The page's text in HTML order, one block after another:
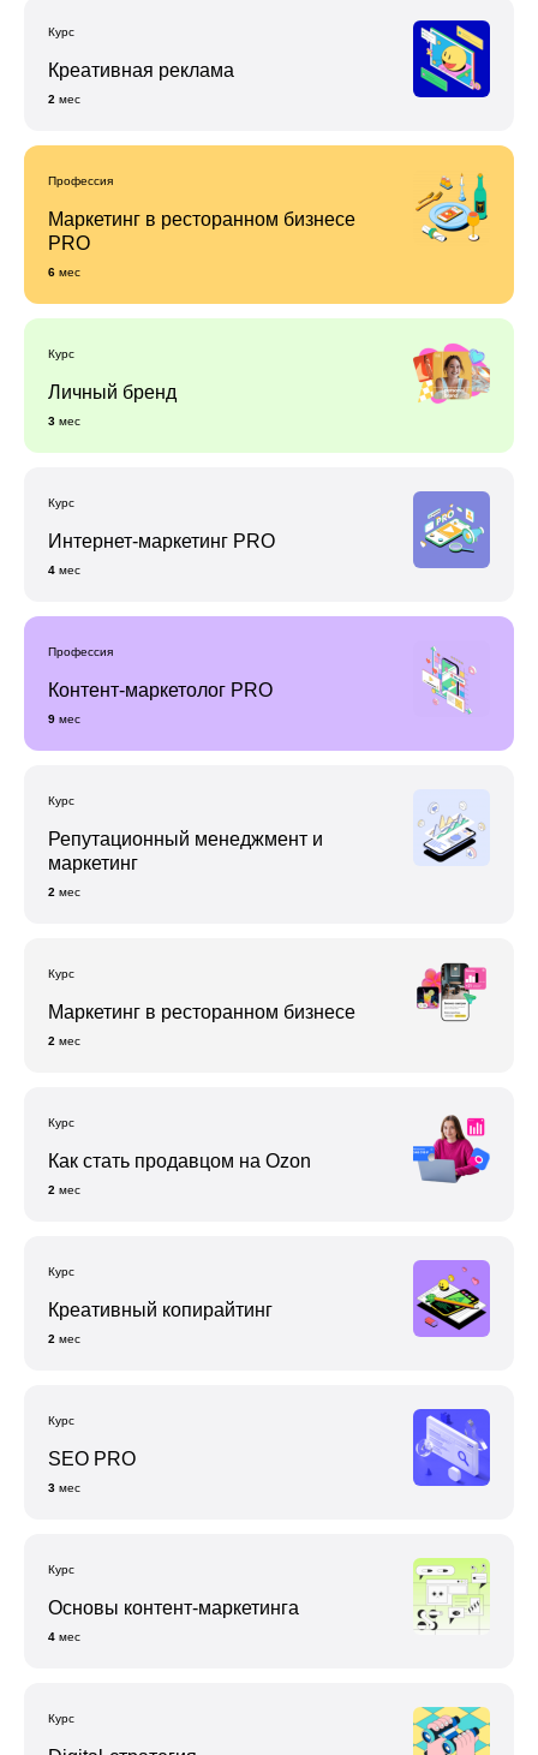
Курс
Креативная реклама
2 мес
Профессия
Маркетинг в ресторанном бизнесе
PRO
6 мес
Курс
Личный бренд
3 мес
Курс
Интернет-маркетинг PRO
4 мес
Профессия
Контент-маркетолог PRO
9 мес
Курс
Репутационный менеджмент и
маркетинг
2 мес
Курс
Маркетинг в ресторанном бизнесе
2 мес
Курс
Как стать продавцом на Ozon
2 мес
Курс
Креативный копирайтинг
2 мес
Курс
SEO PRO
3 мес
Курс
Основы контент-маркетинга
4 мес
Курс